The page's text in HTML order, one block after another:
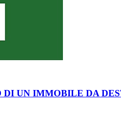
UN IMMOBILE DA